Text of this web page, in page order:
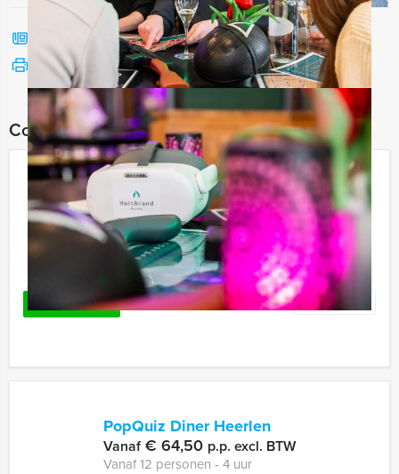
Bekijk printbare versie
Combineer dit uitje met:
Hunted Tablet Game in Brugge
(België)
€ 29,50 p.p. excl. BTW
Vanaf 15 personen ‐ 2 uur en 30 minuten
LEES MEER Favoriet
PopQuiz Diner Heerlen
Vanaf€ 64,50 p.p. excl. BTW
Vanaf 12 personen ‐ 4 uur